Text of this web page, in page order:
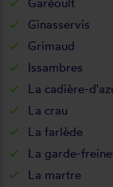
Ginasservis
Grimaud
Issambres
La cadière-
La crau
La farlède
La garde-
La martre